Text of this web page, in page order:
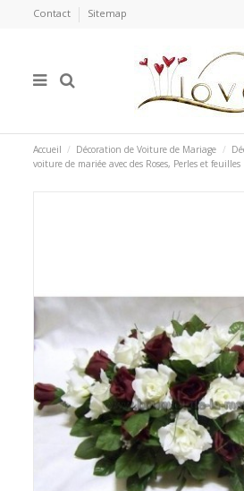
Contact Sitemap
Accueil Décoration de Voiture de Mariage
voiture de mariée avec des Roses, Perles et feuilles